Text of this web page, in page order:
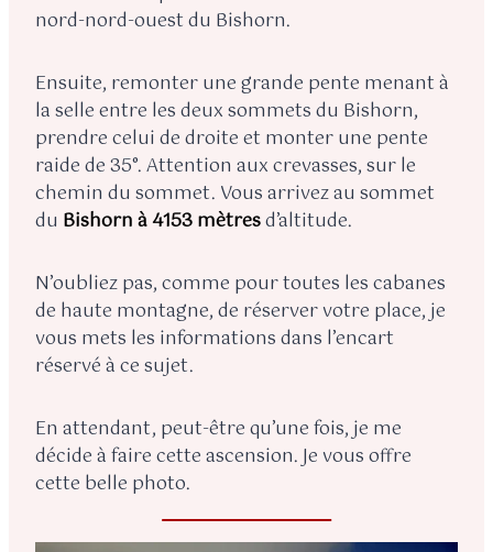
nord-nord-ouest du Bishorn.
Ensuite, remonter une grande pente menant à
la selle entre les deux sommets du Bishorn,
prendre celui de droite et monter une pente
raide de 35°. Attention aux crevasses, sur le
chemin du sommet. Vous arrivez au sommet
du Bishorn à 4153 mètresd’altitude.
N’oubliez pas, comme pour toutes les cabanes
de haute montagne, de réserver votre place, je
vous mets les informations dans l’encart
réservé à ce sujet.
En attendant, peut-être qu’une fois, je me
décide à faire cette ascension. Je vous offre
cette belle photo.